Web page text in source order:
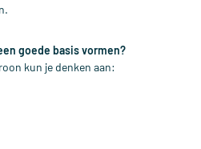
goede basis vormen?
kun je denken aan: